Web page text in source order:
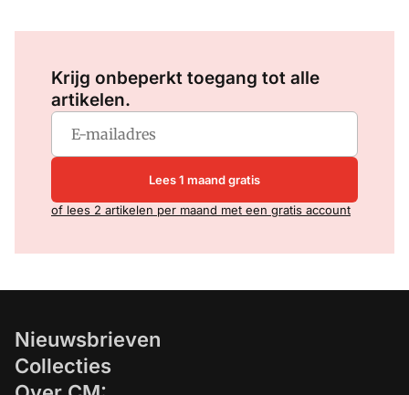
Krijg onbeperkt toegang tot alle
artikelen.
Lees 1 maand gratis
of lees 2 artikelen per maand met een gratis account
Nieuwsbrieven
Collecties